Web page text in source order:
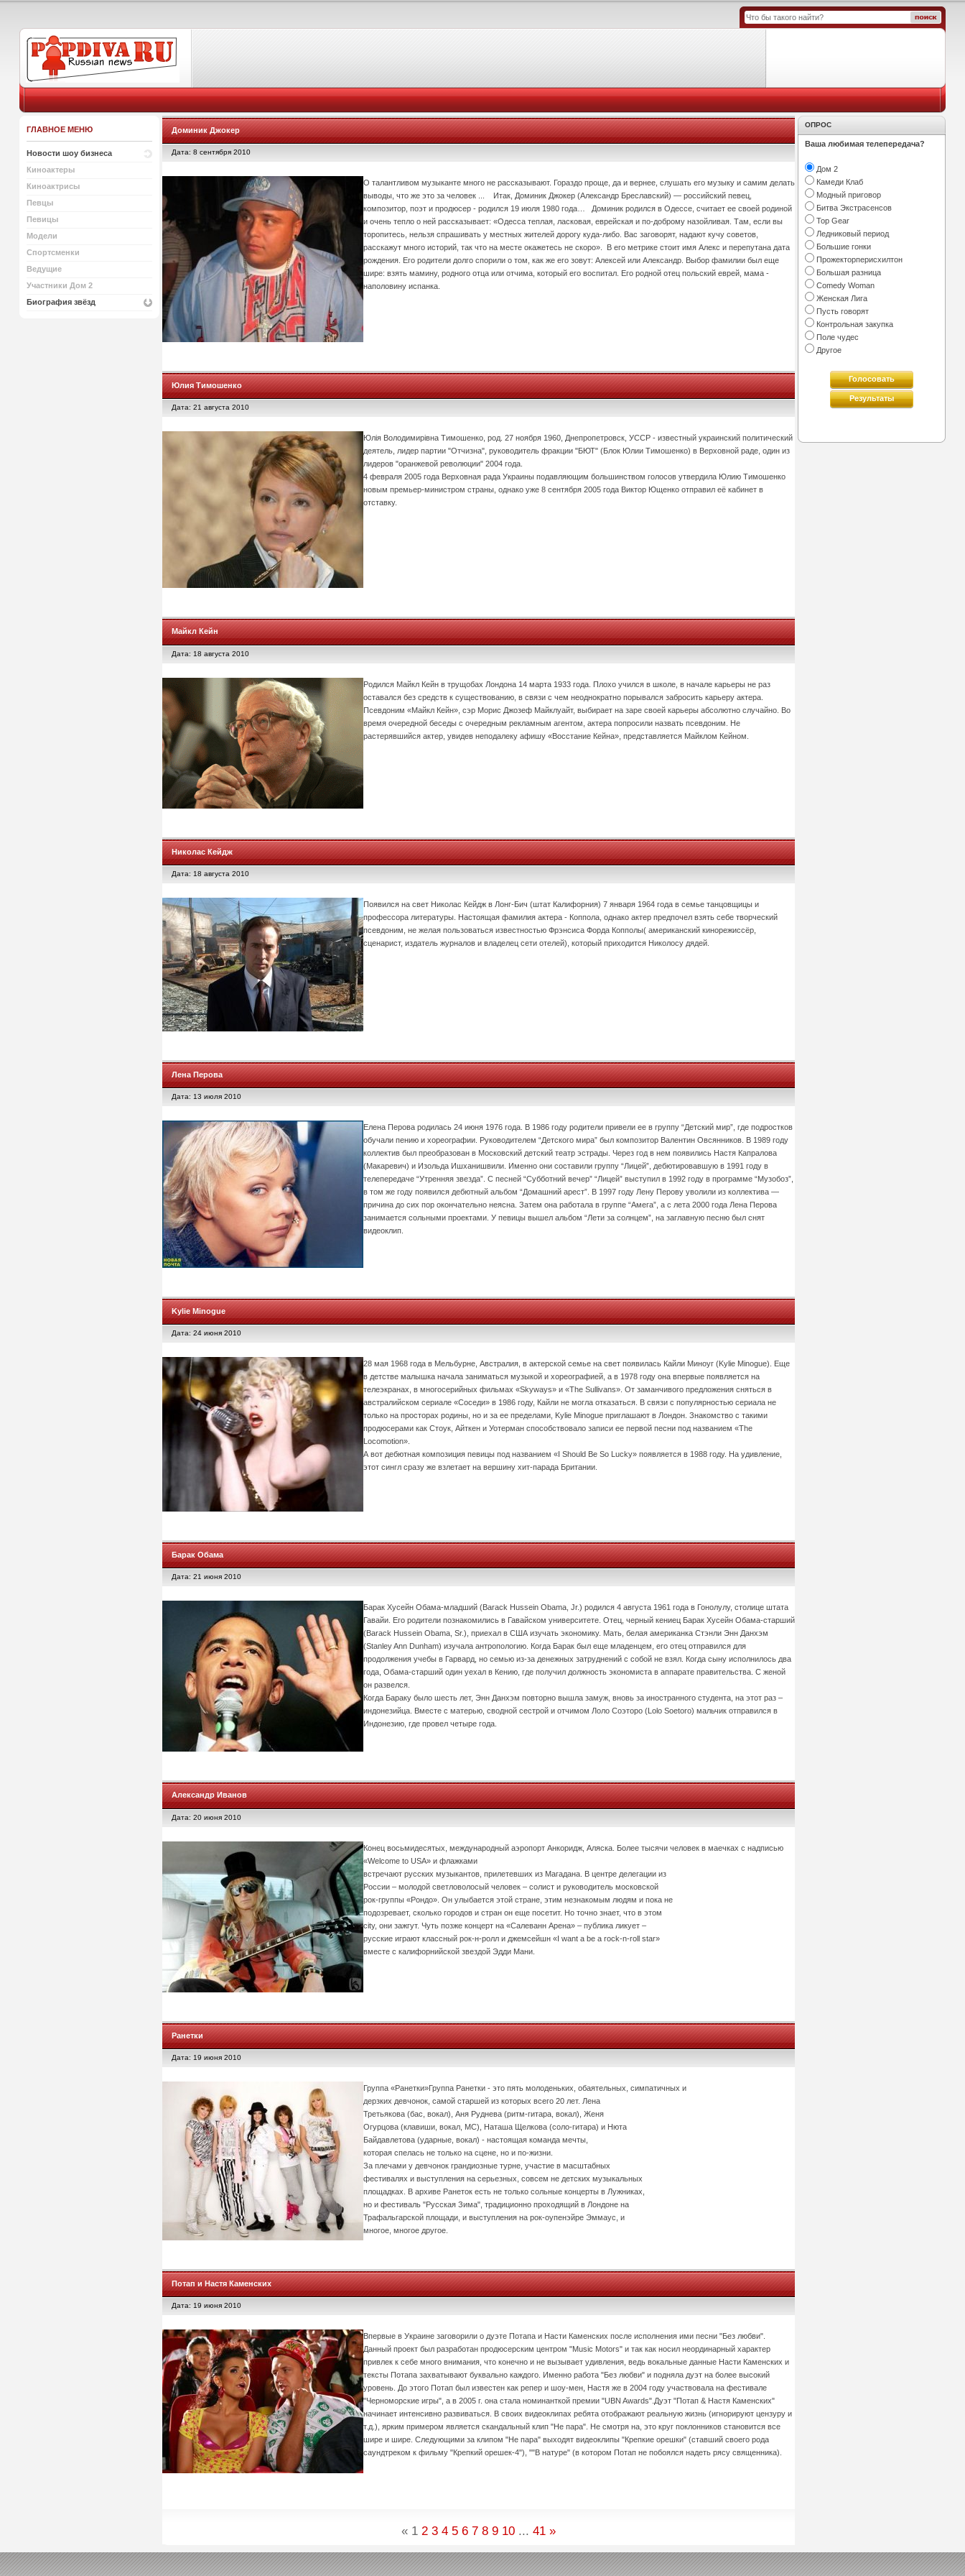
ГЛАВНОЕ МЕНЮ
Новости шоу бизнеса
Киноактеры
Киноактрисы
Певцы
Певицы
Модели
Спортсменки
Ведущие
Участники Дом 2
Биография звёзд
Доминик Джокер
Дата: 8 сентября 2010
О талантливом музыканте много не рассказывают. Гораздо проще, да и вернее, слушать его музыку и самим делать
выводы, что же это за человек ... Итак, Доминик Джокер (Александр Бреславский) — российский певец,
композитор, поэт и продюсер - родился 19 июля 1980 года… Доминик родился в Одессе, считает ее своей родиной
и очень тепло о ней рассказывает: «Одесса теплая, ласковая, еврейская и по-доброму назойливая. Там, если вы
торопитесь, нельзя спрашивать у местных жителей дорогу куда-либо. Вас заговорят, надают кучу советов,
расскажут много историй, так что на месте окажетесь не скоро». В его метрике стоит имя Алекс и перепутана дата
рождения. Его родители долго спорили о том, как же его зовут: Алексей или Александр. Выбор фамилии был еще
шире: взять мамину, родного отца или отчима, который его воспитал. Его родной отец польский еврей, мама -
наполовину испанка.
Юлия Тимошенко
Дата: 21 августа 2010
Юлія Володимирівна Тимошенко, род. 27 ноября 1960, Днепропетровск, УССР - известный украинский политический
деятель, лидер партии "Отчизна", руководитель фракции "БЮТ" (Блок Юлии Тимошенко) в Верховной раде, один из
лидеров "оранжевой революции" 2004 года.
4 февраля 2005 года Верховная рада Украины подавляющим большинством голосов утвердила Юлию Тимошенко
новым премьер-министром страны, однако уже 8 сентября 2005 года Виктор Ющенко отправил её кабинет в
отставку.
Майкл Кейн
Дата: 18 августа 2010
Родился Майкл Кейн в трущобах Лондона 14 марта 1933 года. Плохо учился в школе, в начале карьеры не раз
оставался без средств к существованию, в связи с чем неоднократно порывался забросить карьеру актера.
Псевдоним «Майкл Кейн», сэр Морис Джозеф Майклуайт, выбирает на заре своей карьеры абсолютно случайно. Во
время очередной беседы с очередным рекламным агентом, актера попросили назвать псевдоним. Не
растерявшийся актер, увидев неподалеку афишу «Восстание Кейна», представляется Майклом Кейном.
Николас Кейдж
Дата: 18 августа 2010
Появился на свет Николас Кейдж в Лонг-Бич (штат Калифорния) 7 января 1964 года в семье танцовщицы и
профессора литературы. Настоящая фамилия актера - Коппола, однако актер предпочел взять себе творческий
псевдоним, не желая пользоваться известностью Фрэнсиса Форда Копполы( американский кинорежиссёр,
сценарист, издатель журналов и владелец сети отелей), который приходится Николосу дядей.
Лена Перова
Дата: 13 июля 2010
Елена Перова родилась 24 июня 1976 года. В 1986 году родители привели ее в группу “Детский мир”, где подростков
обучали пению и хореографии. Руководителем “Детского мира” был композитор Валентин Овсянников. В 1989 году
коллектив был преобразован в Московский детский театр эстрады. Через год в нем появились Настя Капралова
(Макаревич) и Изольда Ишханишвили. Именно они составили группу “Лицей”, дебютировавшую в 1991 году в
телепередаче “Утренняя звезда”. С песней “Субботний вечер” “Лицей” выступил в 1992 году в программе “Музобоз”,
в том же году появился дебютный альбом “Домашний арест”. В 1997 году Лену Перову уволили из коллектива —
причина до сих пор окончательно неясна. Затем она работала в группе “Амега”, а с лета 2000 года Лена Перова
занимается сольными проектами. У певицы вышел альбом “Лети за солнцем”, на заглавную песню был снят
видеоклип.
Kylie Minogue
Дата: 24 июня 2010
28 мая 1968 года в Мельбурне, Австралия, в актерской семье на свет появилась Кайли Миноуг (Kylie Minogue). Еще
в детстве малышка начала заниматься музыкой и хореографией, а в 1978 году она впервые появляется на
телеэкранах, в многосерийных фильмах «Skyways» и «The Sullivans». От заманчивого предложения сняться в
австралийском сериале «Соседи» в 1986 году, Кайли не могла отказаться. В связи с популярностью сериала не
только на просторах родины, но и за ее пределами, Kylie Minogue приглашают в Лондон. Знакомство с такими
продюсерами как Стоук, Айткен и Уотерман способствовало записи ее первой песни под названием «The
Locomotion».
А вот дебютная композиция певицы под названием «I Should Be So Lucky» появляется в 1988 году. На удивление,
этот сингл сразу же взлетает на вершину хит-парада Британии.
Барак Обама
Дата: 21 июня 2010
Барак Хусейн Обама-младший (Barack Hussein Obama, Jr.) родился 4 августа 1961 года в Гонолулу, столице штата
Гавайи. Его родители познакомились в Гавайском университете. Отец, черный кениец Барак Хусейн Обама-старший
(Barack Hussein Obama, Sr.), приехал в США изучать экономику. Мать, белая американка Стэнли Энн Данхэм
(Stanley Ann Dunham) изучала антропологию. Когда Барак был еще младенцем, его отец отправился для
продолжения учебы в Гарвард, но семью из-за денежных затруднений с собой не взял. Когда сыну исполнилось два
года, Обама-старший один уехал в Кению, где получил должность экономиста в аппарате правительства. С женой
он развелся.
Когда Бараку было шесть лет, Энн Данхэм повторно вышла замуж, вновь за иностранного студента, на этот раз –
индонезийца. Вместе с матерью, сводной сестрой и отчимом Лоло Соэторо (Lolo Soetoro) мальчик отправился в
Индонезию, где провел четыре года.
Александр Иванов
Дата: 20 июня 2010
Конец восьмидесятых, международный аэропорт Анкоридж, Аляска. Более тысячи человек в маечках с надписью
«Welcome to USА» и флажками
встречают русских музыкантов, прилетевших из Магадана. В центре делегации из
России – молодой светловолосый человек – солист и руководитель московской
рок-группы «Рондо». Он улыбается этой стране, этим незнакомым людям и пока не
подозревает, сколько городов и стран он еще посетит. Но точно знает, что в этом
city, они зажгут. Чуть позже концерт на «Салеванн Арена» – публика ликует –
русские играют классный рок-н-ролл и джемсейшн «I want a be a rock-n-roll star»
вместе с калифорнийской звездой Эдди Мани.
Ранетки
Дата: 19 июня 2010
Группа «Ранетки»Группа Ранетки - это пять молоденьких, обаятельных, симпатичных и
дерзких девчонок, самой старшей из которых всего 20 лет. Лена
Третьякова (бас, вокал), Аня Руднева (ритм-гитара, вокал), Женя
Огурцова (клавиши, вокал, MC), Наташа Щелкова (соло-гитара) и Нюта
Байдавлетова (ударные, вокал) - настоящая команда мечты,
которая спелась не только на сцене, но и по-жизни.
За плечами у девчонок грандиозные турне, участие в масштабных
фестивалях и выступления на серьезных, совсем не детских музыкальных
площадках. В архиве Ранеток есть не только сольные концерты в Лужниках,
но и фестиваль "Русская Зима", традиционно проходящий в Лондоне на
Трафальгарской площади, и выступления на рок-оупенэйре Эммаус, и
многое, многое другое.
Потап и Настя Каменских
Дата: 19 июня 2010
Впервые в Украине заговорили о дуэте Потапа и Насти Каменских после исполнения ими песни "Без любви".
Данный проект был разработан продюсерским центром "Music Motors" и так как носил неординарный характер
привлек к себе много внимания, что конечно и не вызывает удивления, ведь вокальные данные Насти Каменских и
тексты Потапа захватывают буквально каждого. Именно работа "Без любви" и подняла дуэт на более высокий
уровень. До этого Потап был известен как репер и шоу-мен, Настя же в 2004 году участвовала на фестивале
"Черноморские игры", а в 2005 г. она стала номинанткой премии "UBN Awards".Дуэт "Потап & Настя Каменских"
начинает интенсивно развиваться. В своих видеоклипах ребята отображают реальную жизнь (игнорируют цензуру и
т.д.), ярким примером является скандальный клип "Не пара". Не смотря на, это круг поклонников становится все
шире и шире. Следующими за клипом "Не пара" выходят видеоклипы "Крепкие орешки" (ставший своего рода
саундтреком к фильму "Крепкий орешек-4"), ""В натуре" (в котором Потап не побоялся надеть рясу священника).
« 1 2 3 4 5 6 7 8 9 10 ... 41 »
ОПРОС
Ваша любимая телепередача?
Дом 2
Камеди Клаб
Модный приговор
Битва Экстрасенсов
Top Gear
Ледниковый период
Большие гонки
Прожекторперисхилтон
Большая разница
Comedy Woman
Женская Лига
Пусть говорят
Контрольная закупка
Поле чудес
Другое
Голосовать
Результаты